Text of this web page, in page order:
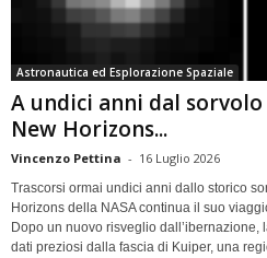
Astronautica ed Esplorazione Spaziale
A undici anni dal
New Horizons...
Vincenzo Pettina - 16 Luglio 2026
Trascorsi ormai undici anni dallo storico
Horizons della NASA continua il suo
Dopo un nuovo risveglio dall’ibernazione,
dati preziosi dalla fascia di Kuiper, una